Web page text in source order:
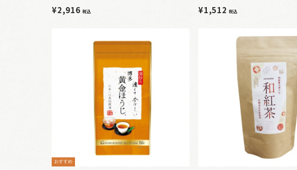
¥2,916税込 ¥1,512税込
おすすめ